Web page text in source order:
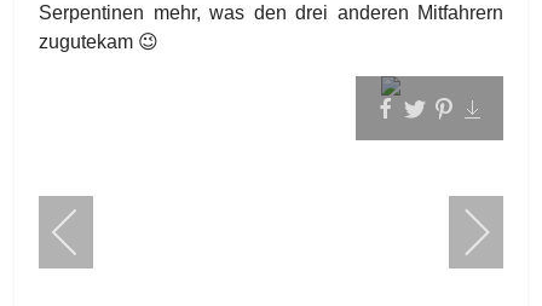
Serpentinen mehr, was den drei anderen Mitfahrern
zugutekam 😉